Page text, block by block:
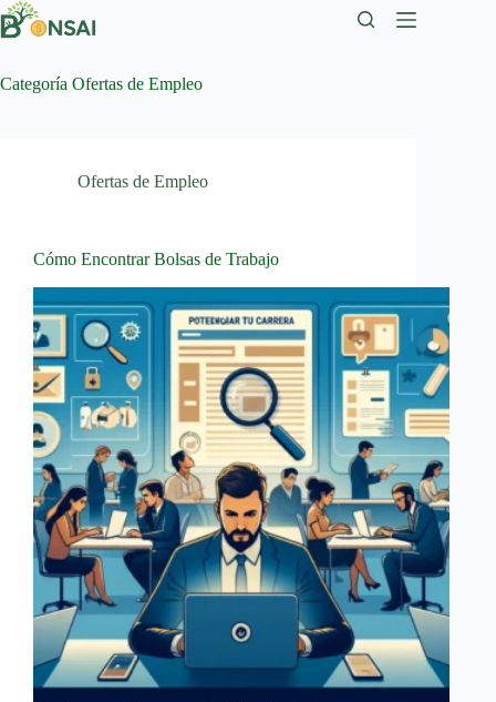
Saltar
al
Categoría Ofertas de Empleo
Ofertas de Empleo
Cómo Encontrar Bolsas de Trabajo